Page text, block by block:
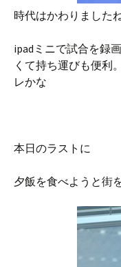
時代はかわりましたね
ipadミニで試合を録
くて持ち運びも便
レかな
本日のラストに
夕飯を食べようと街